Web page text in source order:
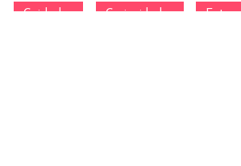
Cuidados Curiosidades